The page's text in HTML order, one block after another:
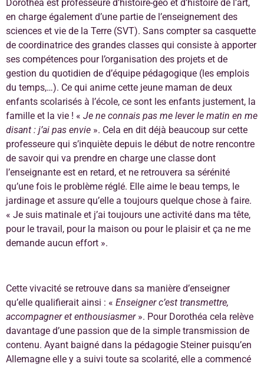
Dorothéa est professeure d’histoire-géo et d’histoire de l’art,
en charge également d’une partie de l’enseignement des
sciences et vie de la Terre (SVT). Sans compter sa casquette
de coordinatrice des grandes classes qui consiste à apporter
ses compétences pour l’organisation des projets et de
gestion du quotidien de d’équipe pédagogique (les emplois
du temps,…). Ce qui anime cette jeune maman de deux
enfants scolarisés à l’école, ce sont les enfants justement, la
famille et la vie ! « Je ne connais pas me lever le matin en me
disant : j’ai pas envie ». Cela en dit déjà beaucoup sur cette
professeure qui s’inquiète depuis le début de notre rencontre
de savoir qui va prendre en charge une classe dont
l’enseignante est en retard, et ne retrouvera sa sérénité
qu’une fois le problème réglé. Elle aime le beau temps, le
jardinage et assure qu’elle a toujours quelque chose à faire.
« Je suis matinale et j’ai toujours une activité dans ma tête,
pour le travail, pour la maison ou pour le plaisir et ça ne me
demande aucun effort ».
Cette vivacité se retrouve dans sa manière d’enseigner
qu’elle qualifierait ainsi : « Enseigner c’est transmettre,
accompagner et enthousiasmer». Pour Dorothéa cela relève
davantage d’une passion que de la simple transmission de
contenu. Ayant baigné dans la pédagogie Steiner puisqu’en
Allemagne elle y a suivi toute sa scolarité, elle a commencé